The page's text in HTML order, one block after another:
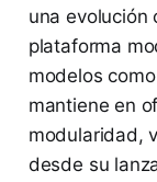
una evolución
plataforma
modelos
mantiene en
modularidad,
desde su